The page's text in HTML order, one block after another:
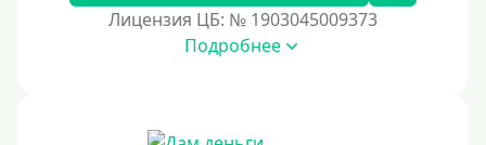
На дом срочноЛицензия ЦБ: № 1903045009373
Подробнее